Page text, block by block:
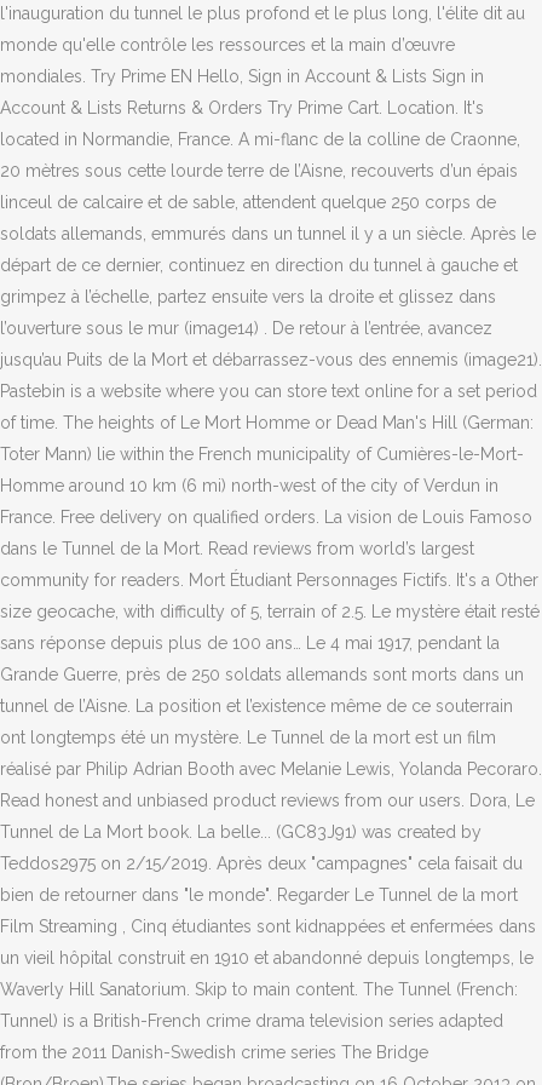
l'inauguration du tunnel le plus profond et le plus long, l'élite dit au
monde qu'elle contrôle les ressources et la main d’œuvre
mondiales. Try Prime EN Hello, Sign in Account & Lists Sign in
Account & Lists Returns & Orders Try Prime Cart. Location. It's
located in Normandie, France. A mi-flanc de la colline de Craonne,
20 mètres sous cette lourde terre de l’Aisne, recouverts d’un épais
linceul de calcaire et de sable, attendent quelque 250 corps de
soldats allemands, emmurés dans un tunnel il y a un siècle. Après le
départ de ce dernier, continuez en direction du tunnel à gauche et
grimpez à l’échelle, partez ensuite vers la droite et glissez dans
l’ouverture sous le mur (image14) . De retour à l’entrée, avancez
jusqu’au Puits de la Mort et débarrassez-vous des ennemis (image21).
Pastebin is a website where you can store text online for a set period
of time. The heights of Le Mort Homme or Dead Man's Hill (German:
Toter Mann) lie within the French municipality of Cumières-le-Mort-
Homme around 10 km (6 mi) north-west of the city of Verdun in
France. Free delivery on qualified orders. La vision de Louis Famoso
dans le Tunnel de la Mort. Read reviews from world’s largest
community for readers. Mort Étudiant Personnages Fictifs. It's a Other
size geocache, with difficulty of 5, terrain of 2.5. Le mystère était resté
sans réponse depuis plus de 100 ans… Le 4 mai 1917, pendant la
Grande Guerre, près de 250 soldats allemands sont morts dans un
tunnel de l’Aisne. La position et l’existence même de ce souterrain
ont longtemps été un mystère. Le Tunnel de la mort est un film
réalisé par Philip Adrian Booth avec Melanie Lewis, Yolanda Pecoraro.
Read honest and unbiased product reviews from our users. Dora, Le
Tunnel de La Mort book. La belle... (GC83J91) was created by
Teddos2975 on 2/15/2019. Après deux "campagnes" cela faisait du
bien de retourner dans "le monde". Regarder Le Tunnel de la mort
Film Streaming , Cinq étudiantes sont kidnappées et enfermées dans
un vieil hôpital construit en 1910 et abandonné depuis longtemps, le
Waverly Hill Sanatorium. Skip to main content. The Tunnel (French:
Tunnel) is a British-French crime drama television series adapted
from the 2011 Danish-Swedish crime series The Bridge